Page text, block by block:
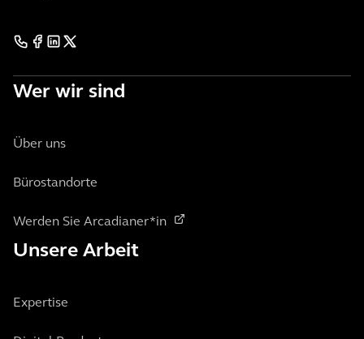
Wer wir sind
Über uns
Bürostandorte
Werden Sie Arcadianer*in
Unsere Arbeit
Expertise